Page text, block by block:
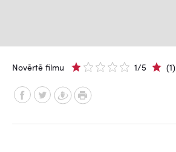
Novērtē filmu 1/5 (1)